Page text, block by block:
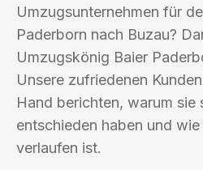
Umzugsunternehmen für
Paderborn nach Buzau?
Umzugskönig Baier
Unsere zufriedenen
Hand berichten, warum sie
entschieden haben und
verlaufen ist.